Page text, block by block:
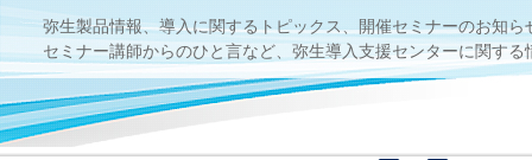
弥生製品情報、導入に関するトピックス、開催セミナーのお知ら
セミナー講師からのひと言など、弥生導入支援センターに関す